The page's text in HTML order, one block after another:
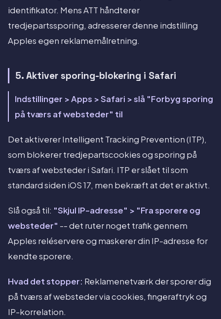
identifikator. Mens ATT håndterer
tredjepartssporing, adresserer denne indstilling
Apples egen reklamemålretning.
5. Aktiver sporing-blokering i Safari
Indstillinger > Apps > Safari > slå "Forbyg sporing
på tværs af websteder" til
Det aktiverer Intelligent Tracking Prevention (ITP),
som blokerer tredjepartscookies og sporing på
tværs af websteder i Safari. ITP er slået til som
standard siden iOS 17, men bekræft at det er aktivt.
Slå også til: "Skjul IP-adresse" > "Fra sporere og
websteder" -- det ruter noget trafik gennem
Apples reléservere og maskerer din IP-adresse for
kendte sporere.
Hvad det stopper: Reklamenetværk der sporer dig
på tværs af websteder via cookies, fingeraftryk og
IP-korrelation.